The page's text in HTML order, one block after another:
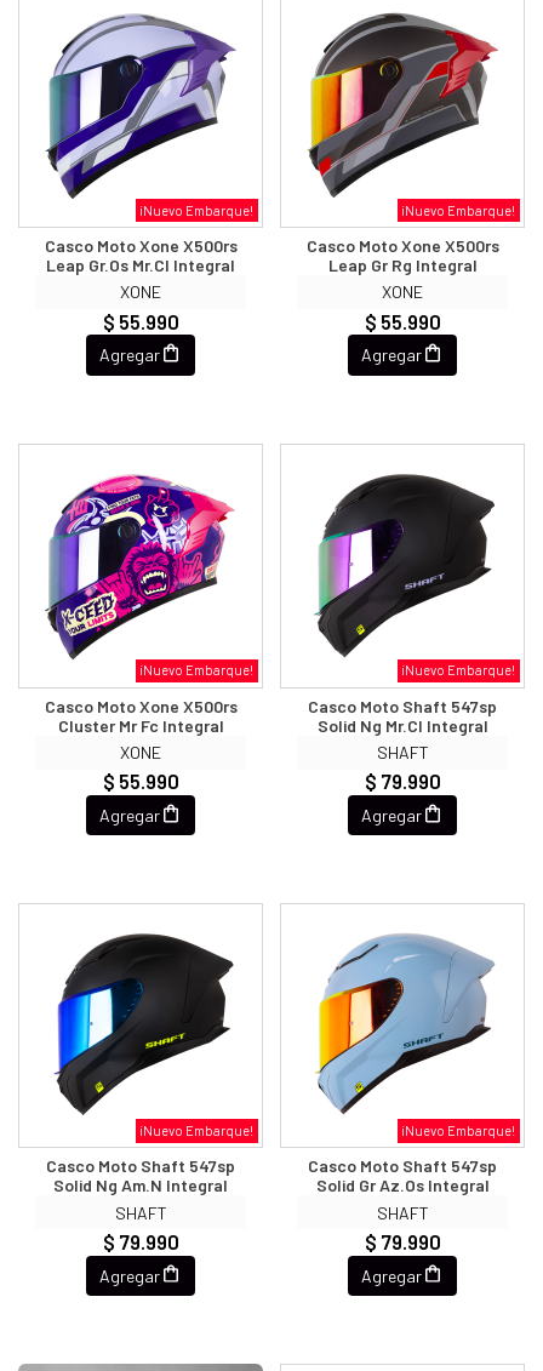
¡Nuevo Embarque!
Casco Moto Xone X500rs
Leap Gr.os Mr.cl Integral
XONE
$ 55.990
Agregar
¡Nuevo Embarque!
Casco Moto Xone X500rs
Leap Gr Rg Integral
XONE
$ 55.990
Agregar
¡Nuevo Embarque!
Casco Moto Xone X500rs
Cluster Mr Fc Integral
XONE
$ 55.990
Agregar
¡Nuevo Embarque!
Casco Moto Shaft 547sp
Solid Ng Mr.cl Integral
SHAFT
$ 79.990
Agregar
¡Nuevo Embarque!
Casco Moto Shaft 547sp
Solid Ng Am.n Integral
SHAFT
$ 79.990
Agregar
¡Nuevo Embarque!
Casco Moto Shaft 547sp
Solid Gr Az.os Integral
SHAFT
$ 79.990
Agregar